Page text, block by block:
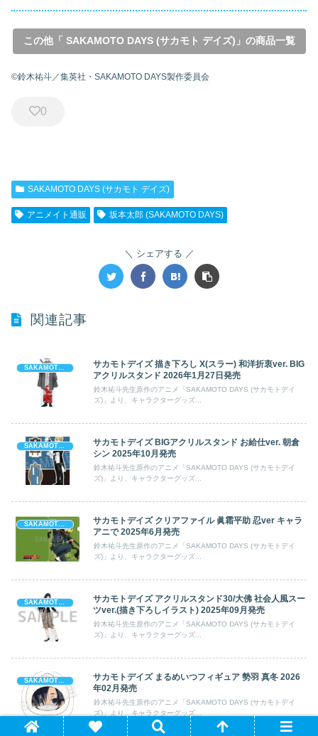
この他「 SAKAMOTO DAYS (サカモト デイズ)」の商品一覧
©鈴木祐斗／集英社・SAKAMOTO DAYS製作委員会
0
SAKAMOTO DAYS (サカモト デイズ)
アニメイト通販 坂本太郎 (SAKAMOTO DAYS)
シェアする
関連記事
SAKAMOTO DAYS (サカモト デイズ)
サカモトデイズ 描き下ろし X(スラー) 和洋折衷ver. BIG
アクリルスタンド 2026年1月27日発売
鈴木祐斗先生原作のアニメ「SAKAMOTO DAYS (サカモトデイ
ズ)」より、キャラクターグッズ...
SAKAMOTO DAYS (サカモト デイズ)
サカモトデイズ BIGアクリルスタンド お給仕ver. 朝倉
シン 2025年10月発売
鈴木祐斗先生原作のアニメ「SAKAMOTO DAYS (サカモトデイ
ズ)」より、キャラクターグッズ...
サカモトデイズ クリアファイル 眞霜平助 忍ver キャラ
アニで 2025年6月発売
鈴木祐斗先生原作のアニメ「SAKAMOTO DAYS (サカモトデイ
ズ)」より、キャラクターグッズ...
サカモトデイズ アクリルスタンド30/大佛 社会人風スー
ツver.(描き下ろしイラスト) 2025年09月発売
鈴木祐斗先生原作のアニメ「SAKAMOTO DAYS (サカモトデイ
ズ)」より、キャラクターグッズ...
サカモトデイズ まるめいつフィギュア 勢羽 真冬 2026
年02月発売
鈴木祐斗先生原作のアニメ「SAKAMOTO DAYS (サカモトデイ
ズ)」より、キャラクターグッズ...